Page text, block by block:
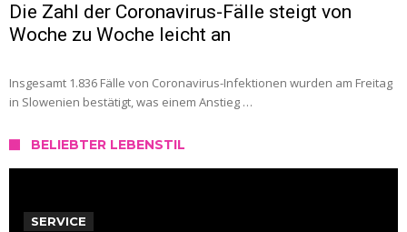
Die Zahl der Coronavirus-Fälle steigt von
Woche zu Woche leicht an
Insgesamt 1.836 Fälle von Coronavirus-Infektionen wurden am Freitag
in Slowenien bestätigt, was einem Anstieg …
BELIEBTER LEBENSTIL
SERVICE